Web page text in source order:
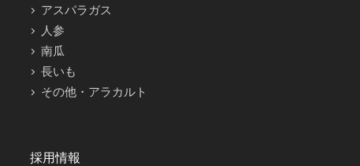
アスパラガス
人参
南瓜
長いも
その他・アラカルト
採用情報